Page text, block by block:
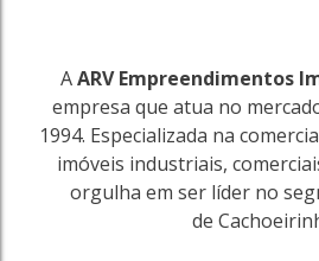
AARV Empreendimentos
empresa que atua no
1994. Especializada na
imóveis industriais,
orgulha em ser líder no
de